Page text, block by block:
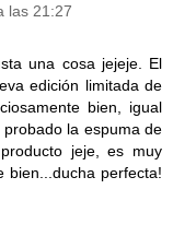
las 21:27
una cosa jejeje. El
edición limitada de
bien, igual
la espuma de
jeje, es muy
bien...ducha perfecta!